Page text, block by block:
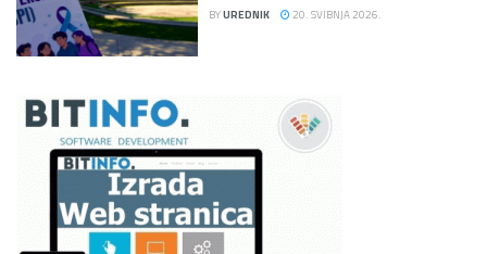
BYUREDNIK 20. SVIBNJA 2026.